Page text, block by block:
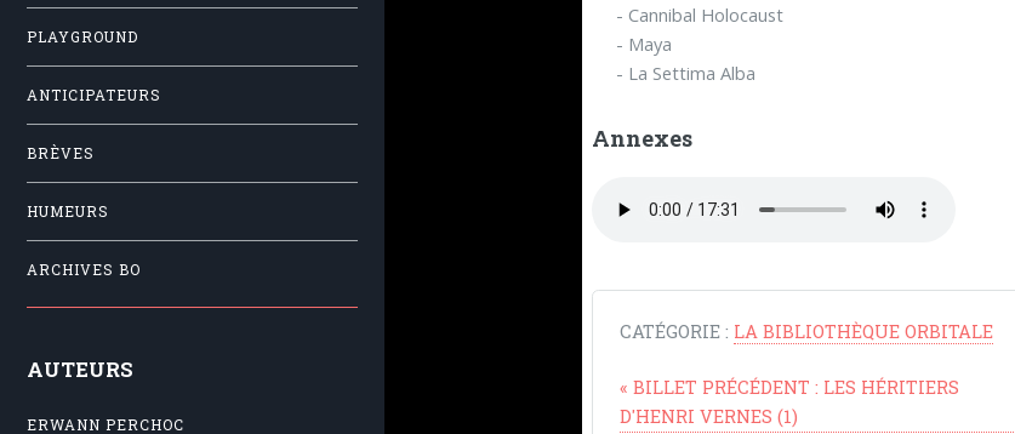
PLAYGROUND
ANTICIPATEURS
BRÈVES
HUMEURS
ARCHIVES BO
AUTEURS
ERWANN PERCHOC
- Cannibal Holocaust
- Maya
- La Settima Alba
Annexes
CATÉGORIE : LA BIBLIOTHÈQUE ORBITALE
«BILLET PRÉCÉDENT : LES HÉRITIERS
D'HENRI VERNES (1)